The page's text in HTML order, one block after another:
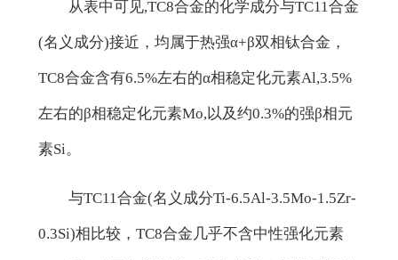
从表中可见,TC8合金的化学成分与TC11合金
(名义成分)接近，均属于热强α+β双相钛合金，
TC8合金含有6.5%左右的α相稳定化元素Al,3.5%
左右的β相稳定化元素Mo,以及约0.3%的强β相元
素Si。
与TC11合金(名义成分Ti-6.5Al-3.5Mo-1.5Zr-
0.3Si)相比较，TC8合金几乎不含中性强化元素